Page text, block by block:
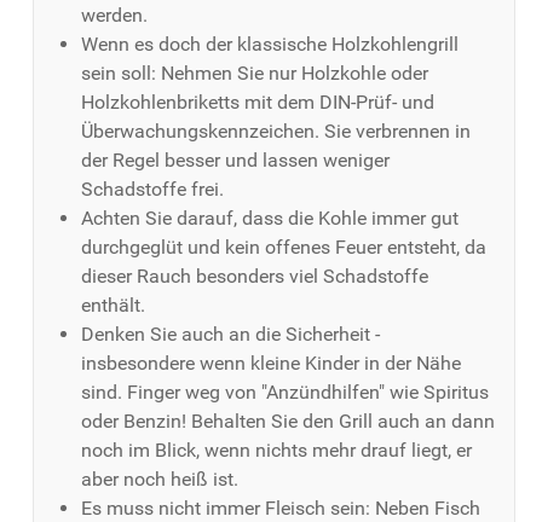
werden.
Wenn es doch der klassische Holzkohlengrill
sein soll: Nehmen Sie nur Holzkohle oder
Holzkohlenbriketts mit dem DIN-Prüf- und
Überwachungskennzeichen. Sie verbrennen in
der Regel besser und lassen weniger
Schadstoffe frei.
Achten Sie darauf, dass die Kohle immer gut
durchgeglüt und kein offenes Feuer entsteht, da
dieser Rauch besonders viel Schadstoffe
enthält.
Denken Sie auch an die Sicherheit -
insbesondere wenn kleine Kinder in der Nähe
sind. Finger weg von "Anzündhilfen" wie Spiritus
oder Benzin! Behalten Sie den Grill auch an dann
noch im Blick, wenn nichts mehr drauf liegt, er
aber noch heiß ist.
Es muss nicht immer Fleisch sein: Neben Fisch